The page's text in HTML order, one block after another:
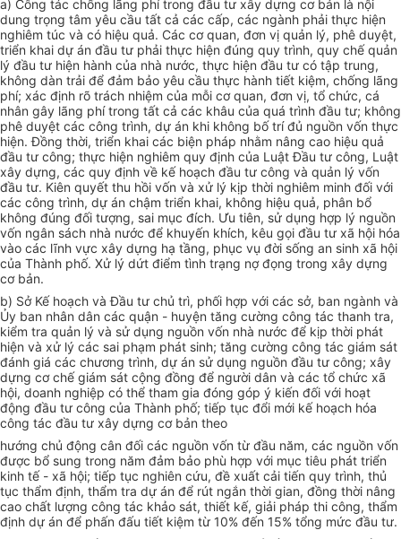
a) Công tác chống lãng phí trong đầu tư xây dựng cơ bản là nội
dung trọng tâm yêu cầu tất cả các cấp, các ngành phải thực hiện
nghiêm túc và có hiệu quả. Các cơ quan, đơn vị quản lý, phê duyệt,
triển khai dự án đầu tư phải thực hiện đúng quy trình, quy chế quản
lý đầu tư hiện hành của nhà nước, thực hiện đầu tư có tập trung,
không dàn trải để đảm bảo yêu cầu thực hành tiết kiệm, chống lãng
phí; xác định rõ trách nhiệm của mỗi cơ quan, đơn vị, tổ chức, cá
nhân gây lãng phí trong tất cả các khâu của quá trình đầu tư; không
phê duyệt các công trình, dự án khi không bố trí đủ nguồn vốn thực
hiện. Đồng thời, triển khai các biện pháp nhằm nâng cao hiệu quả
đầu tư công; thực hiện nghiêm quy định của Luật Đầu tư công, Luật
xây dựng, các quy định về kế hoạch đầu tư công và quản lý vốn
đầu tư. Kiên quyết thu hồi vốn và xử lý kịp thời nghiêm minh đối với
các công trình, dự án chậm triển khai, không hiệu quả, phân bổ
không đúng đối tượng, sai mục đích. Ưu tiên, sử dụng hợp lý nguồn
vốn ngân sách nhà nước để khuyến khích, kêu gọi đầu tư xã hội hóa
vào các lĩnh vực xây dựng hạ tầng, phục vụ đời sống an sinh xã hội
của Thành phố. Xử lý dứt điểm tình trạng nợ đọng trong xây dựng
cơ bản.
b) Sở Kế hoạch và Đầu tư chủ trì, phối hợp với các sở, ban ngành và
Ủy ban nhân dân các quận - huyện tăng cường công tác thanh tra,
kiểm tra quản lý và sử dụng nguồn vốn nhà nước để kịp thời phát
hiện và xử lý các sai phạm phát sinh; tăng cường công tác giám sát
đánh giá các chương trình, dự án sử dụng nguồn đầu tư công; xây
dựng cơ chế giám sát cộng đồng để người dân và các tổ chức xã
hội, doanh nghiệp có thể tham gia đóng góp ý kiến đối với hoạt
động đầu tư công của Thành phố; tiếp tục đổi mới kế hoạch hóa
công tác đầu tư xây dựng cơ bản theo
hướng chủ động cân đối các nguồn vốn từ đầu năm, các nguồn vốn
được bổ sung trong năm đảm bảo phù hợp với mục tiêu phát triển
kinh tế - xã hội; tiếp tục nghiên cứu, đề xuất cải tiến quy trình, thủ
tục thẩm định, thẩm tra dự án để rút ngắn thời gian, đồng thời nâng
cao chất lượng công tác khảo sát, thiết kế, giải pháp thi công, thẩm
định dự án để phấn đấu tiết kiệm từ 10% đến 15% tổng mức đầu tư.